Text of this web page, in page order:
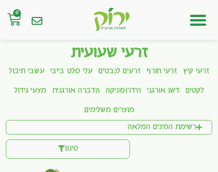
0
זרעי שעועית
זרעי קיץ זרעי חורף זרעים לנבטים עלי סלט בייבי עשבי תיבול
לקטים דשן אורגני הידרופוניקה הדברה אורגנית מצעי גידול
מוצרים משלימים
רשימת המינים המלאה
סינון